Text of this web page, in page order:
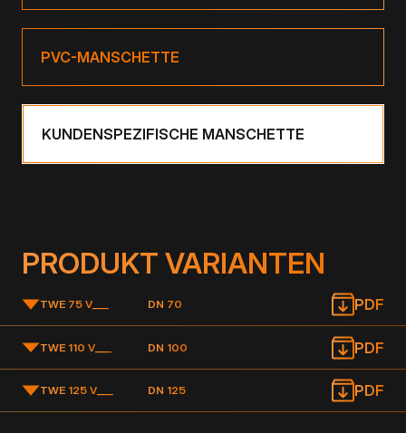
PVC-MANSCHETTE
KUNDENSPEZIFISCHE MANSCHETTE
PRODUKT VARIANTEN
TWE 75 V DN 70 PDF
TWE 110 V DN 100 PDF
TWE 125 V DN 125 PDF